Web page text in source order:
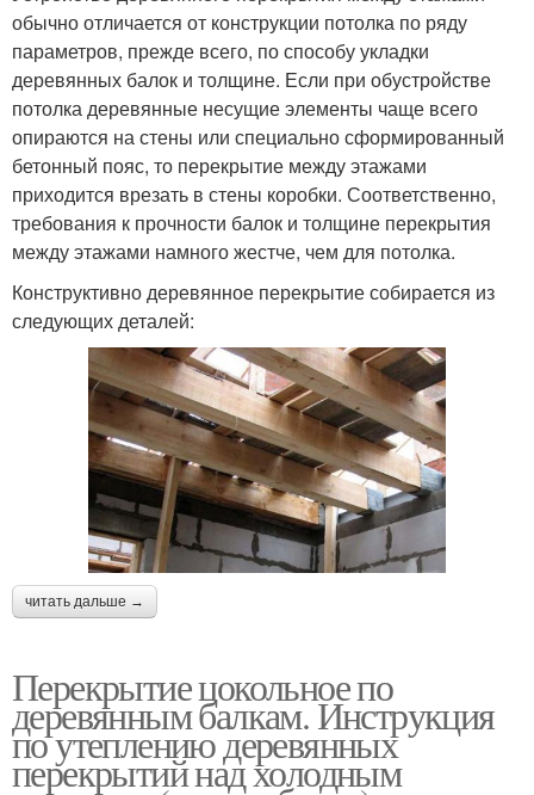
обычно отличается от конструкции потолка по ряду
параметров, прежде всего, по способу укладки
деревянных балок и толщине. Если при обустройстве
потолка деревянные несущие элементы чаще всего
опираются на стены или специально сформированный
бетонный пояс, то перекрытие между этажами
приходится врезать в стены коробки. Соответственно,
требования к прочности балок и толщине перекрытия
между этажами намного жестче, чем для потолка.
Конструктивно деревянное перекрытие собирается из
следующих деталей:
читать дальше →
Перекрытие цокольное по
деревянным балкам. Инструкция
по утеплению деревянных
перекрытий над холодным